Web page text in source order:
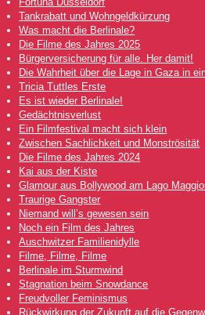
Tankrabatt und Wohngeldkürzung
Was macht die Berlinale?
Die Filme des Jahres 2025
Bürgerversicherung für alle. Her damit!
Die Wahrheit über die Lage in Gaza in
Tricia Tuttles Erste
Es ist wieder Berlinale!
Gedächtnisverlust
Ein Filmfestival macht sich klein
Zwischen Sachlichkeit und Monströsität
Die Filme des Jahres 2024
Kai aus der Kiste
Glamour aus Bollywood am Lago
Traurige Gangster
Niemand will’s gewesen sein
Noch ein Film des Jahres
Auschwitzer Familienidylle
Filme, Filme, Filme
Berlinale im Sturmwind
Stagnation beim Snowdance
Freudvoller Feminismus
Rückwirkung der Zukunft auf die